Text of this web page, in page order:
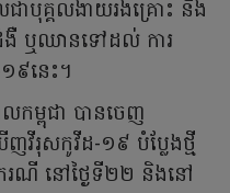
ាបុគ្គលងាយរងគ្រោះ និង
ជំងឺ ឬឈានទៅដល់ ការ
១៩នេះ។
កម្ពុជា បានចេញ
វីរុសកូវីដ-១៩ បំប្លែងថ្មី
រណី នៅថ្ងៃទី២២ និងនៅ